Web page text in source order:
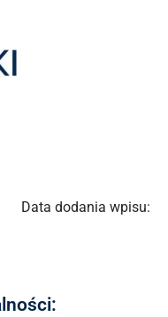
Data dodania wpisu: